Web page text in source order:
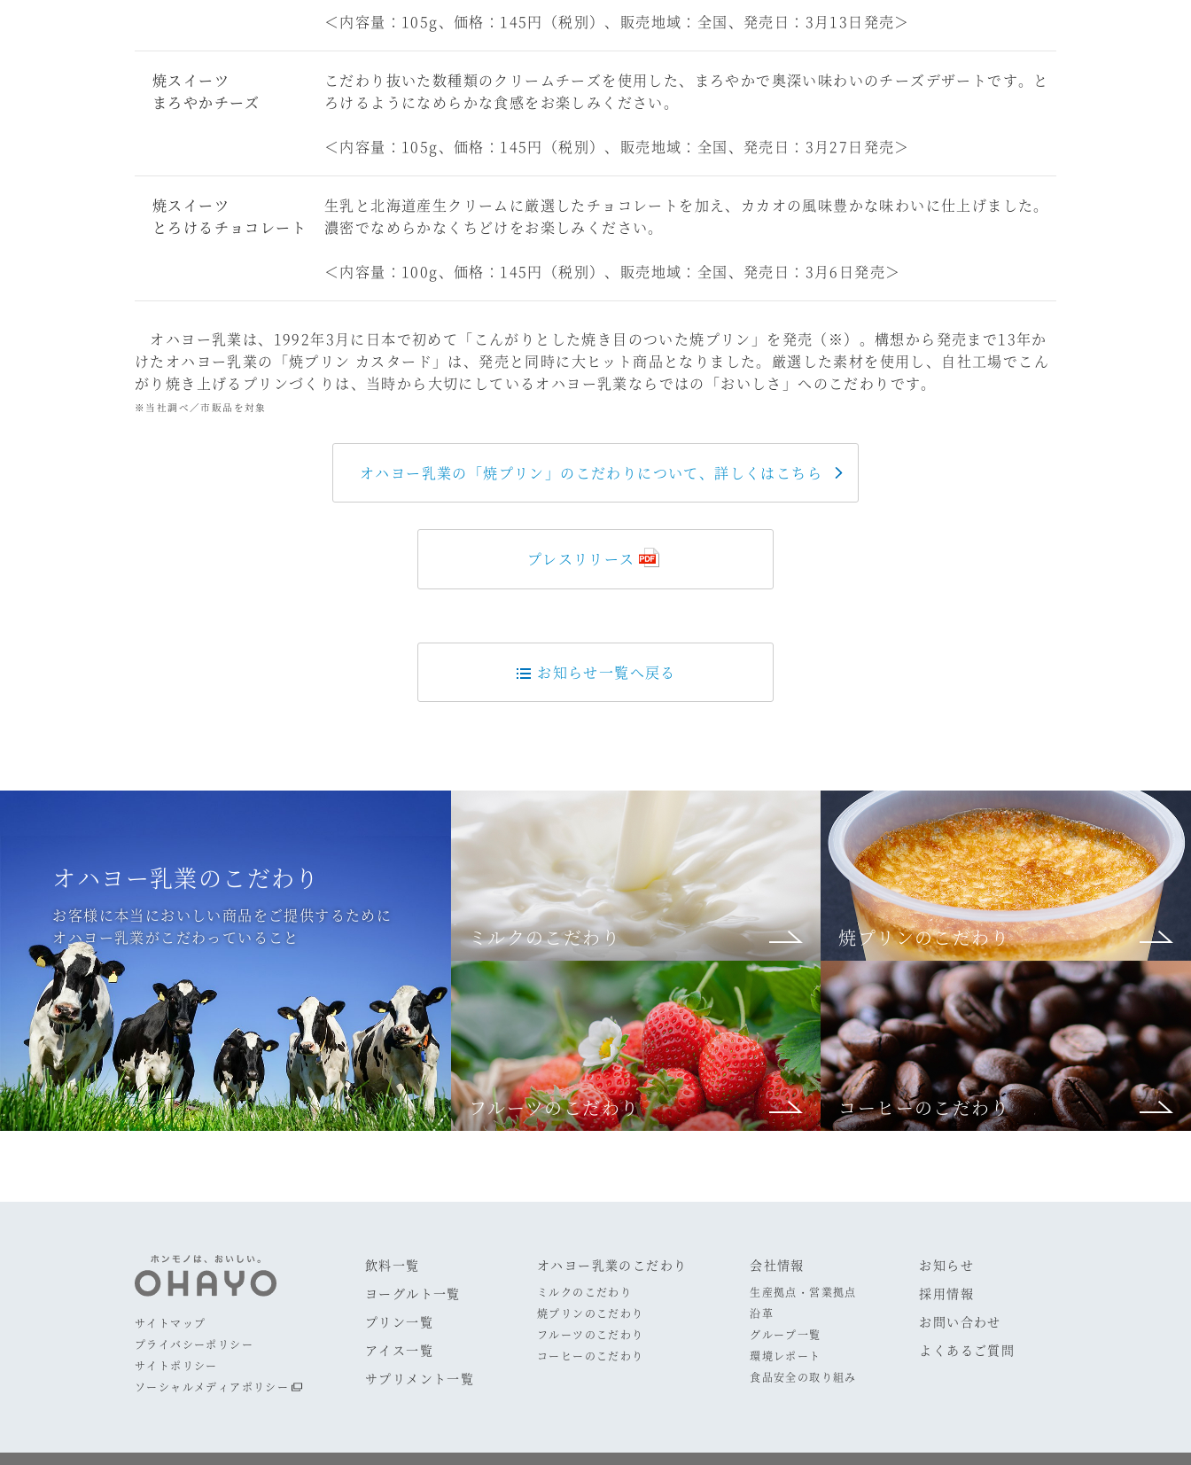
＜内容量：105g、価格：145円（税別）、販売地域：全国、発売日：3月13日発売＞
焼スイーツ
まろやかチーズ
こだわり抜いた数種類のクリームチーズを使用した、まろやかで奥深い味わいのチーズデザートです。と
ろけるようになめらかな食感をお楽しみください。
＜内容量：105g、価格：145円（税別）、販売地域：全国、発売日：3月27日発売＞
焼スイーツ
とろけるチョコレート
生乳と北海道産生クリームに厳選したチョコレートを加え、カカオの風味豊かな味わいに仕上げました。
濃密でなめらかなくちどけをお楽しみください。
＜内容量：100g、価格：145円（税別）、販売地域：全国、発売日：3月6日発売＞
オハヨー乳業は、1992年3月に日本で初めて「こんがりとした焼き目のついた焼プリン」を発売（※）。構想から発売まで13年か
けたオハヨー乳業の「焼プリン カスタード」は、発売と同時に大ヒット商品となりました。厳選した素材を使用し、自社工場でこん
がり焼き上げるプリンづくりは、当時から大切にしているオハヨー乳業ならではの「おいしさ」へのこだわりです。
※当社調べ／市販品を対象
オハヨー乳業の「焼プリン」のこだわりについて、詳しくはこちら
プレスリリース
お知らせ一覧へ戻る
オハヨー乳業のこだわり
お客様に本当においしい商品をご提供するために
オハヨー乳業がこだわっていること
ミルクのこだわり 焼プリンのこだわり
フルーツのこだわり コーヒーのこだわり
サイトマップ
プライバシーポリシー
サイトポリシー
ソーシャルメディアポリシー
飲料一覧
ヨーグルト一覧
プリン一覧
アイス一覧
サプリメント一覧
オハヨー乳業のこだわり
ミルクのこだわり
焼プリンのこだわり
フルーツのこだわり
コーヒーのこだわり
会社情報
生産拠点・営業拠点
沿革
グループ一覧
環境レポート
食品安全の取り組み
お知らせ
採用情報
お問い合わせ
よくあるご質問